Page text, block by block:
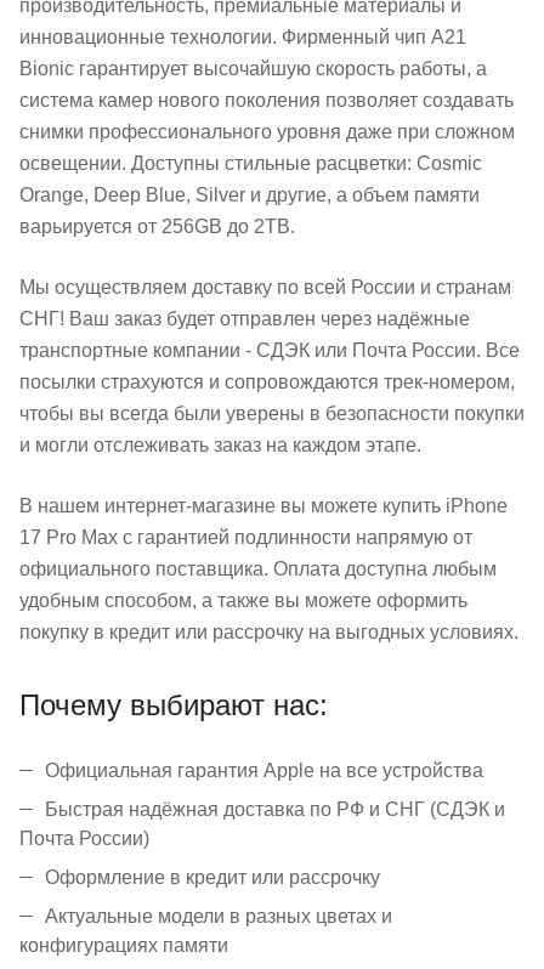
производительность, премиальные материалы и
инновационные технологии. Фирменный чип A21
Bionic гарантирует высочайшую скорость работы, а
система камер нового поколения позволяет создавать
снимки профессионального уровня даже при сложном
освещении. Доступны стильные расцветки: Cosmic
Orange, Deep Blue, Silver и другие, а объем памяти
варьируется от 256GB до 2TB.
Мы осуществляем доставку по всей России и странам
СНГ! Ваш заказ будет отправлен через надёжные
транспортные компании - СДЭК или Почта России. Все
посылки страхуются и сопровождаются трек-номером,
чтобы вы всегда были уверены в безопасности покупки
и могли отслеживать заказ на каждом этапе.
В нашем интернет-магазине вы можете купить iPhone
17 Pro Max с гарантией подлинности напрямую от
официального поставщика. Оплата доступна любым
удобным способом, а также вы можете оформить
покупку в кредит или рассрочку на выгодных условиях.
Почему выбирают нас:
Официальная гарантия Apple на все устройства
Быстрая надёжная доставка по РФ и СНГ (СДЭК и
Почта России)
Оформление в кредит или рассрочку
Актуальные модели в разных цветах и
конфигурациях памяти